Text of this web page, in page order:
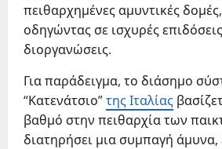
πειθαρχημένες αμυντικές
οδηγώντας σε ισχυρές
διοργανώσεις.
Για παράδειγμα, το διάσημο
“Κατενάτσιο”της Ιταλίας
βαθμό στην πειθαρχία των
διατηρήσει μια συμπαγή άμυνα,